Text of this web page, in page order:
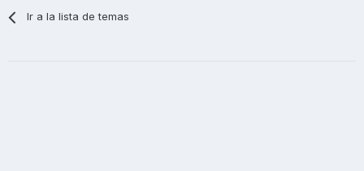
Ir a la lista de temas